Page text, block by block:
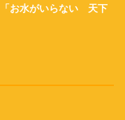
お水がいらない 天下